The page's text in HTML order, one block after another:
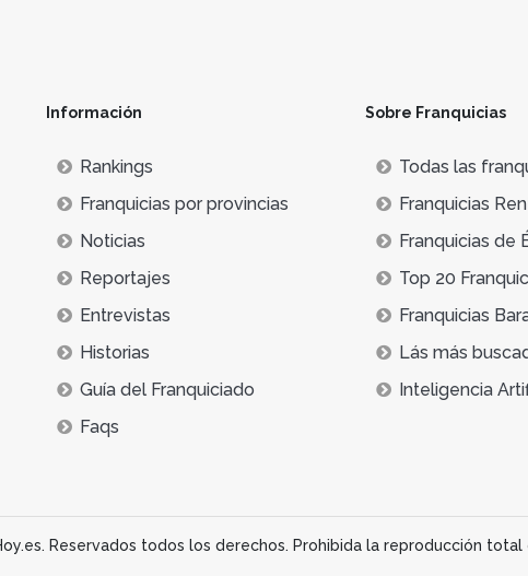
Información
Rankings
Franquicias por provincias
Noticias
Reportajes
Entrevistas
Historias
Guía del Franquiciado
Faqs
Sobre Franquicias
Todas las
Franquicias
Franquicias de
Top 20
Franquicias
Lás más
Inteligencia
Reservados todos los derechos. Prohibida la reproducción